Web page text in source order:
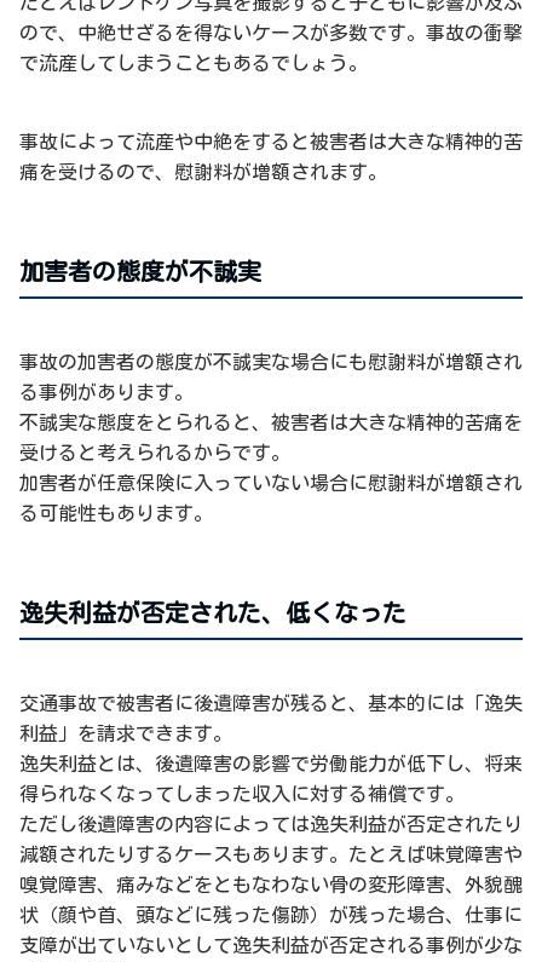
ので、中絶せざるを得ないケースが多数です。事故の衝撃
で流産してしまうこともあるでしょう。
事故によって流産や中絶をすると被害者は大きな精神的苦
痛を受けるので、慰謝料が増額されます。
加害者の態度が不誠実
事故の加害者の態度が不誠実な場合にも慰謝料が増額され
る事例があります。
不誠実な態度をとられると、被害者は大きな精神的苦痛を
受けると考えられるからです。
加害者が任意保険に入っていない場合に慰謝料が増額され
る可能性もあります。
逸失利益が否定された、低くなった
交通事故で被害者に後遺障害が残ると、基本的には「逸失
利益」を請求できます。
逸失利益とは、後遺障害の影響で労働能力が低下し、将来
得られなくなってしまった収入に対する補償です。
ただし後遺障害の内容によっては逸失利益が否定されたり
減額されたりするケースもあります。たとえば味覚障害や
嗅覚障害、痛みなどをともなわない骨の変形障害、外貌醜
状（顔や首、頭などに残った傷跡）が残った場合、仕事に
支障が出ていないとして逸失利益が否定される事例が少な